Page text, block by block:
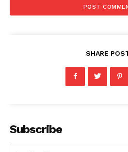
News
SHARE
Subscribe